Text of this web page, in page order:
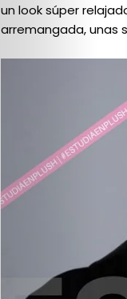
un look súper
arremangada, unas